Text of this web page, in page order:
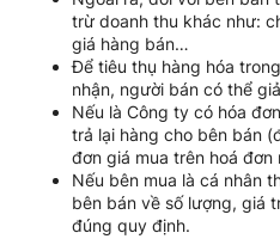
trừ doanh thu khác như:
giá hàng bán…
Để tiêu thụ hàng hóa
nhận, người bán có thể
Nếu là Công ty có hóa
trả lại hàng cho bên bán
đơn giá mua trên hoá đơn
Nếu bên mua là cá nhân
bên bán về số lượng, giá
đúng quy định.